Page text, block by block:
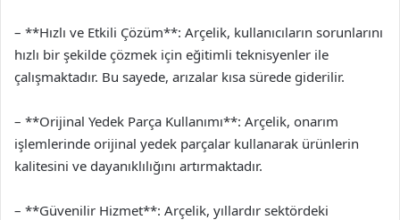
– **Hızlı ve Etkili Çözüm**: Arçelik, kullanıcıların sorunlarını
hızlı bir şekilde çözmek için eğitimli teknisyenler ile
çalışmaktadır. Bu sayede, arızalar kısa sürede giderilir.
– **Orijinal Yedek Parça Kullanımı**: Arçelik, onarım
işlemlerinde orijinal yedek parçalar kullanarak ürünlerin
kalitesini ve dayanıklılığını artırmaktadır.
– **Güvenilir Hizmet**: Arçelik, yıllardır sektördeki